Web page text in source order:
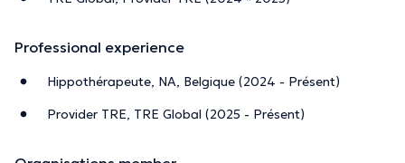
Professional experience
Hippothérapeute, NA, Belgique (2024 - Présent)
Provider TRE, TRE Global (2025 - Présent)